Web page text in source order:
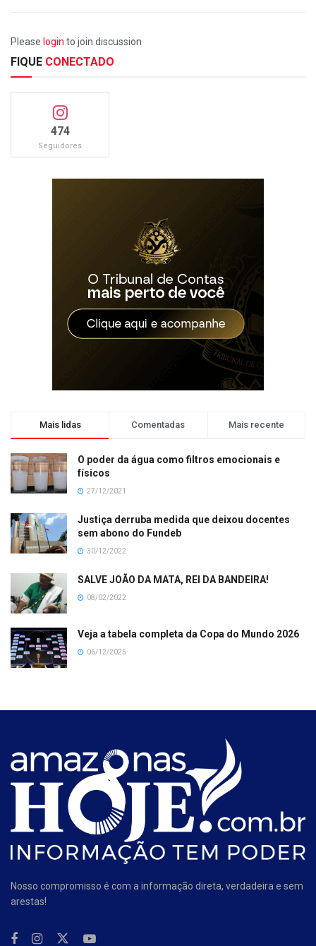
Please login to join discussion
FIQUE CONECTADO
474
Seguidores
Mais lidas Comentadas Mais recente
O poder da água como filtros emocionais e
físicos
27/12/2021
Justiça derruba medida que deixou docentes
sem abono do Fundeb
30/12/2022
SALVE JOÃO DA MATA, REI DA BANDEIRA!
08/02/2022
Veja a tabela completa da Copa do Mundo 2026
06/12/2025
Nosso compromisso é com a informação direta, verdadeira e sem
arestas!